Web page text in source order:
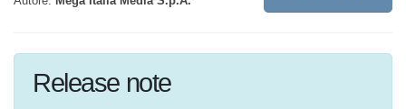
Release note